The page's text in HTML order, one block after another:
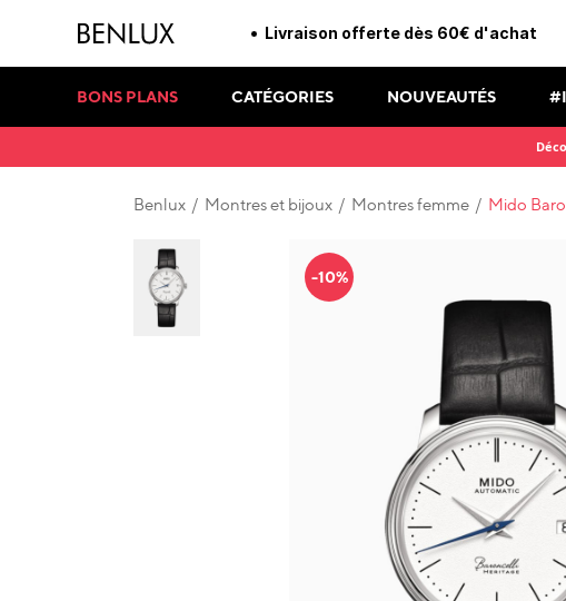
Livraison offerte dès 60€ d'achat
BONS PLANS CATÉGORIES NOUVEAUTÉS
Benlux / Montres et bijoux / Montres femme / Mido
-10%